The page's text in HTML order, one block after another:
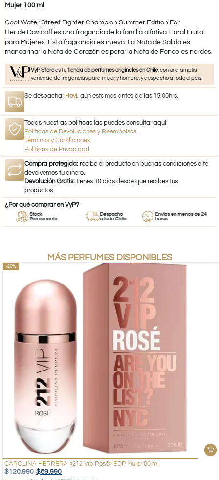
Mujer 100 ml
Cool Water Street Fighter Champion Summer Edition For
Her de Davidoff es una fragancia de la familia olfativa Floral Frutal
para Mujeres. Esta fragrancia es nueva. La Nota de Salida es
mandarina; la Nota de Corazón es pera; la Nota de Fondo es nardos.
VyP Storees tutienda de perfumes originales en Chile, con una amplia
variedad de fragancias para mujer y hombre, y despacho a todo el país.
Se despacha: Hoy!, aún estamos antes de las 15:00hrs.
Todas nuestras políticas las puedes consultar aquí:
Políticas de Devoluciones y Reembolsos
Términos y Condiciones
Políticas de Privacidad
Compra protegida: recibe el producto en buenas condiciones o te
devolvemos tu dinero.
Devolución Gratis: tienes 10 días desde que recibes tus
productos.
¿Por qué comprar en VyP?
Stock
Permanente
Despacho
a todo Chile
Envíos en menos de 24
horas
MÁS PERFUMES DISPONIBLES
-26%
CAROLINA HERRERA «212 Vip Rosé» EDP Mujer 80 ml
$120.990 $89.990